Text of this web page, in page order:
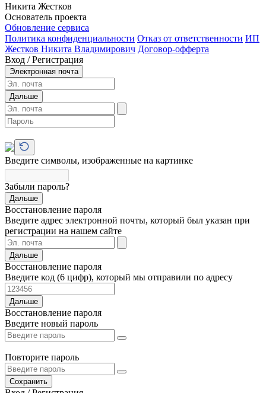
Никита Жестков
Основатель проекта
Обновление сервиса
Политика конфиденциальности Отказ от ответственности ИП
Жестков Никита Владимирович Договор-офферта
Вход / Регистрация
Электронная почта
Дальше
Введите символы, изображенные на картинке
Забыли пароль?
Дальше
Восстановление пароля
Введите адрес электронной почты, который был указан при
регистрации на нашем сайте
Дальше
Восстановление пароля
Введите код (6 цифр), который мы отправили по адресу
Дальше
Восстановление пароля
Введите новый пароль
Повторите пароль
Сохранить